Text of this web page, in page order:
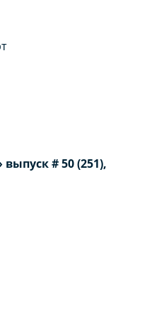
# 50 (251),